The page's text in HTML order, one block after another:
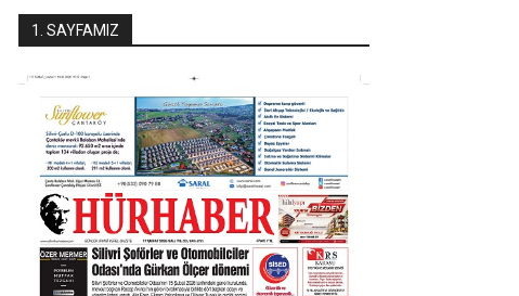
1. SAYFAMIZ